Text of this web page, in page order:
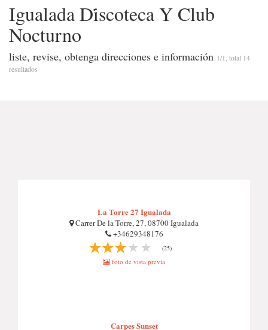
Igualada Di̇scoteca Y Club
Nocturno
liste, revise, obtenga direcciones e información 1/1, total 14
resultados
La Torre 27 Igualada
Carrer De la Torre, 27, 08700 Igualada
+34629348176
(25)
foto de vista previa
Carpes Sunset